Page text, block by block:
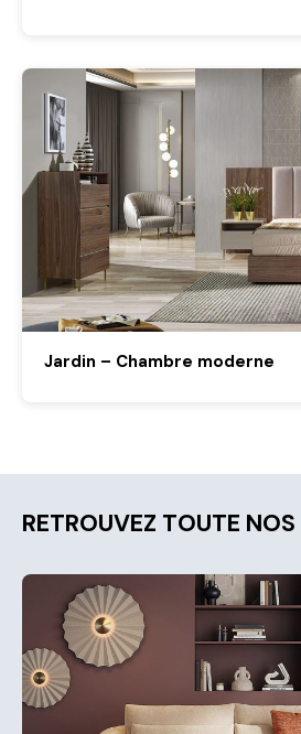
Jardin – Chambre moderne
RETROUVEZ TOUTE